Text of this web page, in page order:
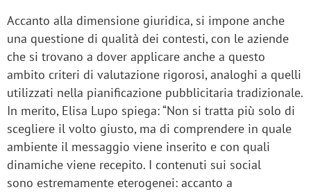
Accanto alla dimensione giuridica, si impone anche
una questione di qualità dei contesti, con le aziende
che si trovano a dover applicare anche a questo
ambito criteri di valutazione rigorosi, analoghi a quelli
utilizzati nella pianificazione pubblicitaria tradizionale.
In merito, Elisa Lupo spiega: “Non si tratta più solo di
scegliere il volto giusto, ma di comprendere in quale
ambiente il messaggio viene inserito e con quali
dinamiche viene recepito. I contenuti sui social
sono estremamente eterogenei: accanto a